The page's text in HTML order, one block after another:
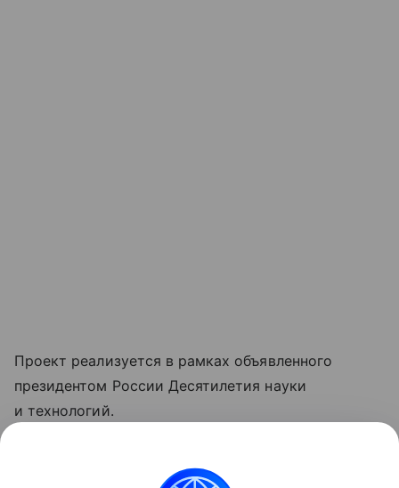
Проект реализуется в рамках объявленного
президентом России Десятилетия науки
и технологий.
разработка МАИ находит потерянные спутники с